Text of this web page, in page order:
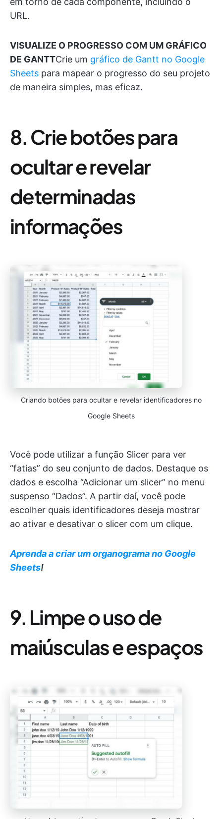
URL.
VISUALIZE O PROGRESSO COM UM GRÁFICO
DE GANTTCrie um gráfico de Gantt no Google
Sheets para mapear o progresso do seu projeto
de maneira simples, mas eficaz.
8. Crie botões para
ocultar e revelar
determinadas
informações
Criando botões para ocultar e revelar identificadores no
Google Sheets
Você pode utilizar a função Slicer para ver
“fatias” do seu conjunto de dados. Destaque os
dados e escolha “Adicionar um slicer” no menu
suspenso “Dados”. A partir daí, você pode
escolher quais identificadores deseja mostrar
ao ativar e desativar o slicer com um clique.
Aprenda a criar um organograma no Google
Sheets!
9. Limpe o uso de
maiúsculas e espaços